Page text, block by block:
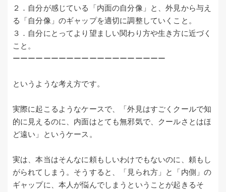
２．自分が感じている「内面の自分像」と、外見から与え
る「自分像」のギャップを適切に調整していくこと。
３．自分にとってより望ましい関わり方や生き方に近づく
こと。
ーーーーーーーーーーーーーーーーーーーー
というような考え方です。
実際に起こるようなケースで、「外見はすごくクールで知
的に見えるのに、内面はとても無邪気で、クールさとはほ
ど遠い」というケース。
実は、本当はそんなに頼もしいわけでもないのに、頼もし
がられてしまう。そうすると、「見られ方」と「内側」の
ギャップに、本人が悩んでしまうということが起きるそ